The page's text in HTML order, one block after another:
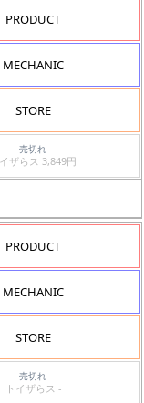
PRODUCT
MECHANIC
STORE
売切れ
トイザらス 3,849円
PRODUCT
MECHANIC
STORE
売切れ
トイザらス -